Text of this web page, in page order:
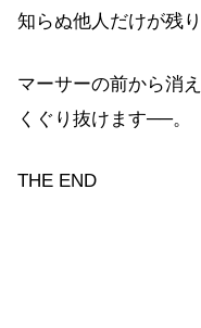
知らぬ他人だけが残り
マーサーの前から消
くぐり抜けます──。
THE END